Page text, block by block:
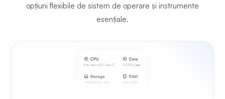
opțiuni flexibile de sistem de operare și instrumente
esențiale.